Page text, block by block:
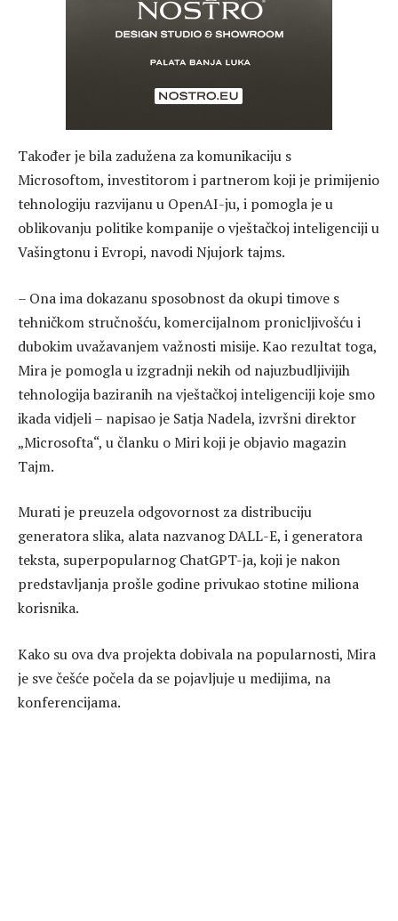
Također je bila zadužena za komunikaciju s
Microsoftom, investitorom i partnerom koji je primijenio
tehnologiju razvijanu u OpenAI-ju, i pomogla je u
oblikovanju politike kompanije o vještačkoj inteligenciji u
Vašingtonu i Evropi, navodi Njujork tajms.
– Ona ima dokazanu sposobnost da okupi timove s
tehničkom stručnošću, komercijalnom pronicljivošću i
dubokim uvažavanjem važnosti misije. Kao rezultat toga,
Mira je pomogla u izgradnji nekih od najuzbudljivijih
tehnologija baziranih na vještačkoj inteligenciji koje smo
ikada vidjeli – napisao je Satja Nadela, izvršni direktor
„Microsofta“, u članku o Miri koji je objavio magazin
Tajm.
Murati je preuzela odgovornost za distribuciju
generatora slika, alata nazvanog DALL-E, i generatora
teksta, superpopularnog ChatGPT-ja, koji je nakon
predstavljanja prošle godine privukao stotine miliona
korisnika.
Kako su ova dva projekta dobivala na popularnosti, Mira
je sve češće počela da se pojavljuje u medijima, na
konferencijama.